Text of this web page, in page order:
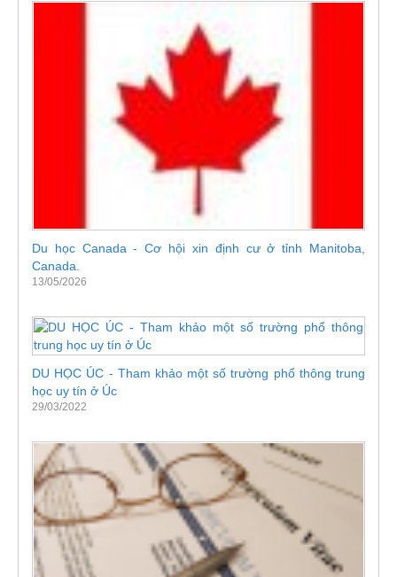
Du học Canada - Cơ hội xin định cư ở tỉnh Manitoba,
Canada.
13/05/2026
DU HỌC ÚC - Tham khảo một số trường phổ thông trung
học uy tín ở Úc
29/03/2022